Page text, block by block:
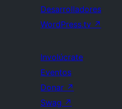
Desarrolladores
WordPress.tv ↗
Involúcrate
Eventos
Donar ↗
Swag ↗